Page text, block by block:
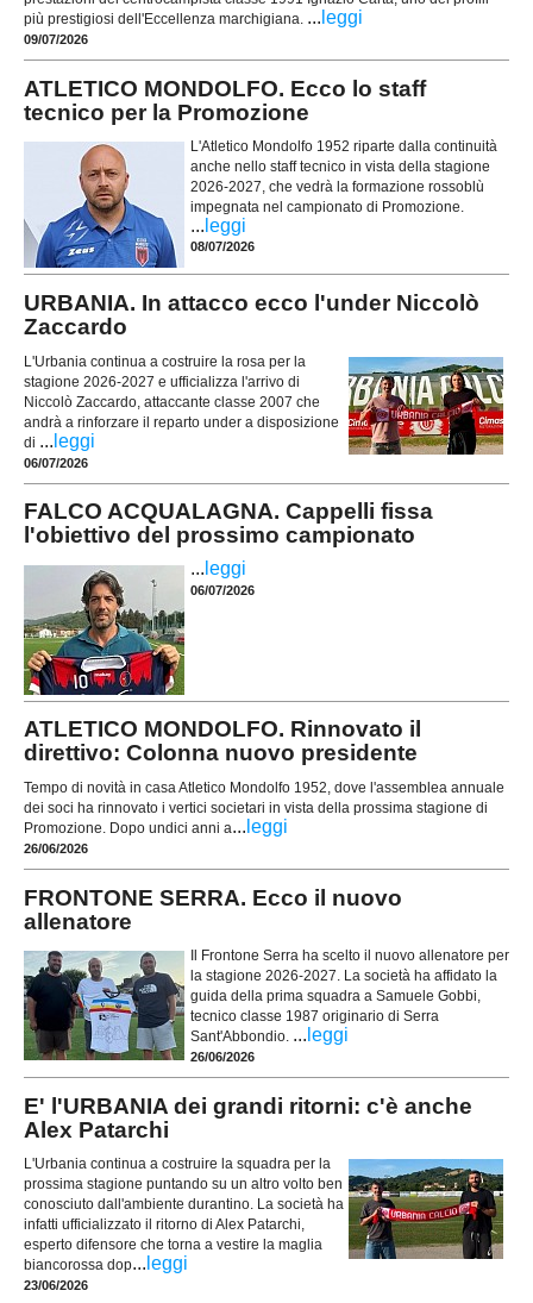
più prestigiosi dell'Eccellenza marchigiana. ... leggi
09/07/2026
ATLETICO MONDOLFO. Ecco lo staff
tecnico per la Promozione
L'Atletico Mondolfo 1952 riparte dalla continuità
anche nello staff tecnico in vista della stagione
2026-2027, che vedrà la formazione rossoblù
impegnata nel campionato di Promozione.
... leggi
08/07/2026
URBANIA. In attacco ecco l'under Niccolò
Zaccardo
L'Urbania continua a costruire la rosa per la
stagione 2026-2027 e ufficializza l'arrivo di
Niccolò Zaccardo, attaccante classe 2007 che
andrà a rinforzare il reparto under a disposizione
di ... leggi
06/07/2026
FALCO ACQUALAGNA. Cappelli fissa
l'obiettivo del prossimo campionato
... leggi
06/07/2026
ATLETICO MONDOLFO. Rinnovato il
direttivo: Colonna nuovo presidente
Tempo di novità in casa Atletico Mondolfo 1952, dove l'assemblea annuale
dei soci ha rinnovato i vertici societari in vista della prossima stagione di
Promozione. Dopo undici anni a... leggi
26/06/2026
FRONTONE SERRA. Ecco il nuovo
allenatore
Il Frontone Serra ha scelto il nuovo allenatore per
la stagione 2026-2027. La società ha affidato la
guida della prima squadra a Samuele Gobbi,
tecnico classe 1987 originario di Serra
Sant'Abbondio. ... leggi
26/06/2026
E' l'URBANIA dei grandi ritorni: c'è anche
Alex Patarchi
L'Urbania continua a costruire la squadra per la
prossima stagione puntando su un altro volto ben
conosciuto dall'ambiente durantino. La società ha
infatti ufficializzato il ritorno di Alex Patarchi,
esperto difensore che torna a vestire la maglia
biancorossa dop... leggi
23/06/2026